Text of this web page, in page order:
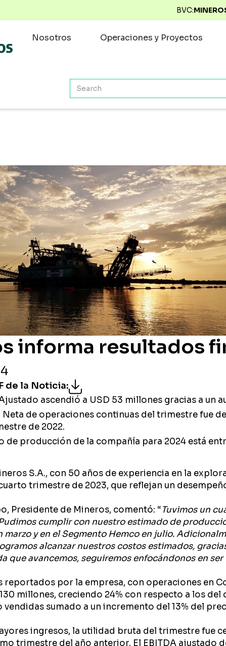
BVC:
Nosotros Operaciones y Proyectos
informa resultados
de la Noticia:
ascendió a USD 53 millones gracias a un
Neta de operaciones continuas del trimestre fue
de 2022.
de producción de la compañía para 2024 está
S.A., con 50 años de experiencia en la
trimestre de 2023, que reflejan un
Presidente de Mineros, comentó: “Tuvimos un
cumplir con nuestro estimado de
marzo y en el Segmento Hemco en julio.
alcanzar nuestros costos estimados,
que avancemos, seguiremos enfocándonos en
reportados por la empresa, con operaciones en
millones, creciendo 24% con respecto a los
vendidas sumado a un incremento del 13% del
ingresos, la utilidad bruta del trimestre fue
trimestre del año anterior. El EBITDA ajustado